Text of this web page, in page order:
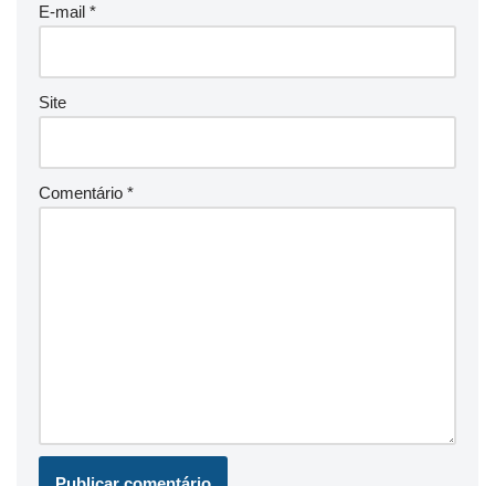
E-mail *
Site
Comentário *